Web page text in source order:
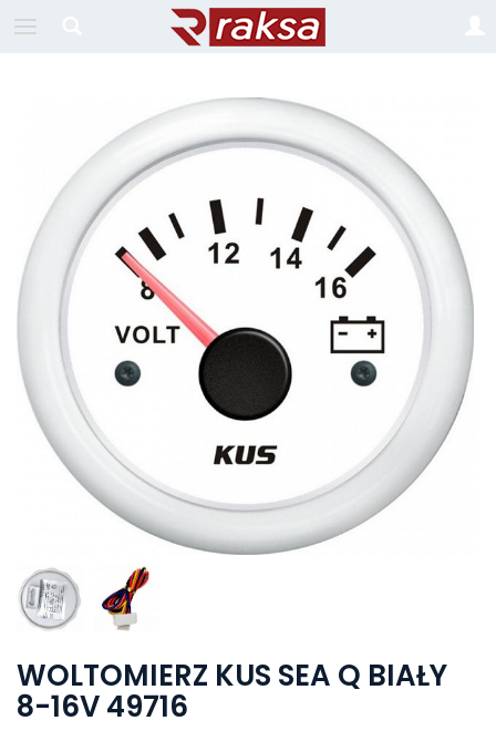
WOLTOMIERZ KUS SEA Q BIAŁY
8-16V 49716